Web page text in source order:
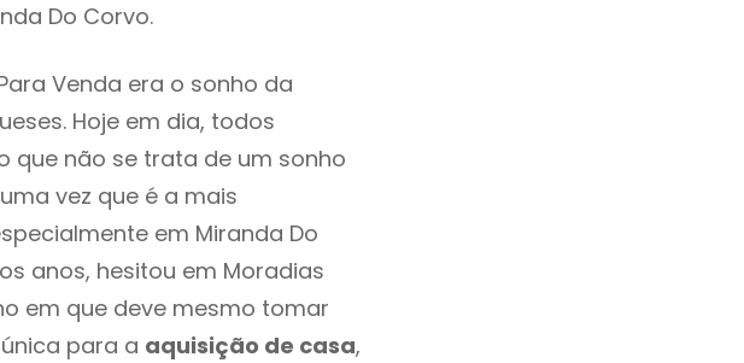
Do Corvo.
Venda era o sonho da
Hoje em dia, todos
que não se trata de um sonho
vez que é a mais
em Miranda Do
anos, hesitou em Moradias
em que deve mesmo tomar
para a aquisição de casa,